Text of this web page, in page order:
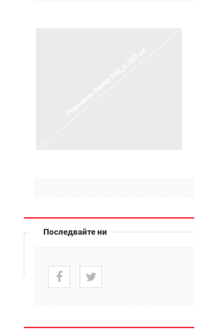
Последвайте ни